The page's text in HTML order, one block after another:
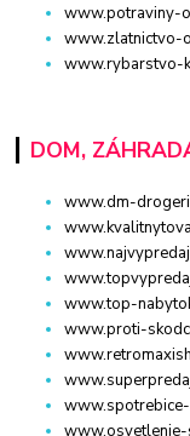
www.potraviny-
www.zlatnictvo-
www.rybarstvo-
DOM,
www.dm-
www.top-
www.proti-
www.osvetlenie-